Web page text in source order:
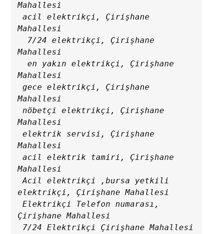
Mahallesi
acil elektrikçi, Çirişhane
Mahallesi
7/24 elektrikçi, Çirişhane
Mahallesi
en yakın elektrikçi, Çirişhane
Mahallesi
gece elektrikçi, Çirişhane
Mahallesi
nöbetçi elektrikçi, Çirişhane
Mahallesi
elektrik servisi, Çirişhane
Mahallesi
acil elektrik tamiri, Çirişhane
Mahallesi
Acil elektrikçi ,bursa yetkili
elektrikçi, Çirişhane Mahallesi
Elektrikçi Telefon numarası,
Çirişhane Mahallesi